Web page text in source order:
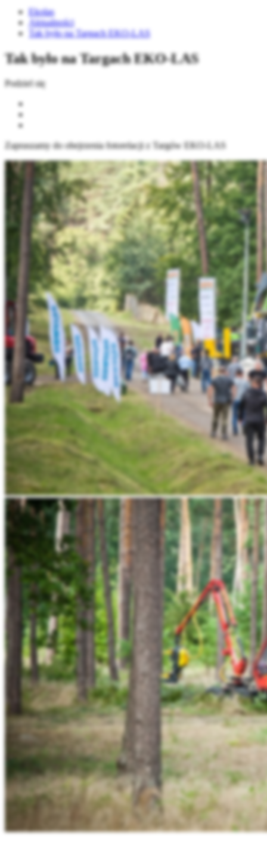
Ekolas
Aktualności
Tak było na Targach EKO-LAS
Tak było na Targach EKO-LAS
Podziel się
Zapraszamy do obejrzenia fotorelacji z Targów EKO-LAS